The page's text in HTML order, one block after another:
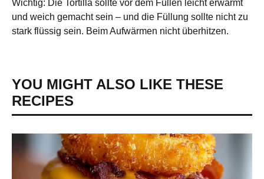
Wichtig: Die Tortilla sollte vor dem Füllen leicht erwärmt
und weich gemacht sein – und die Füllung sollte nicht zu
stark flüssig sein. Beim Aufwärmen nicht überhitzen.
YOU MIGHT ALSO LIKE THESE
RECIPES